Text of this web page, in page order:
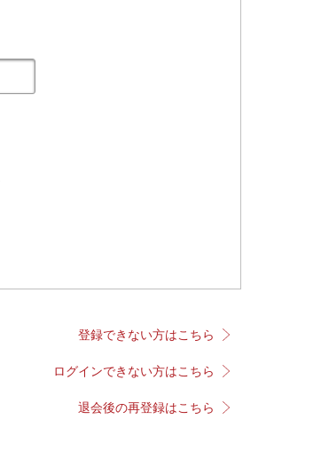
登録できない方はこちら
ログインできない方はこちら
退会後の再登録はこちら